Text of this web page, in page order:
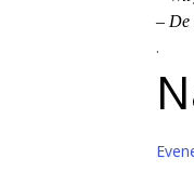
– De
.